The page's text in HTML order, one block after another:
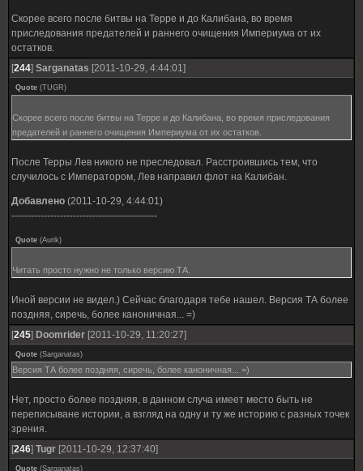
Скорее всего после битвы на Терре и до Калибана, во время
приследования предателей и раннего очищения Империума от их
остатков.
[244] Sarganatas [2011-10-29, 4:44:01]
Quote (TUGR)
Скорее всего после битвы на Терре и до Калибана, во время приследования
предателей и раннего очищения Империума от их остатков.
После Терры Лев никого не преследовал. Расстроившись тем, что
случилось с Императором, Лев направил флот на Калибан.
Добавлено (2011-10-29, 4:44:01)
---------------------------------------------
Quote (Aurik)
Читать просто нужно не только версию ТА.
Иной версии не видел.) Сейчас благодаря тебе нашел. Версия ТА более
поздняя, сиречь, более каноничная... =)
[245] Doomrider [2011-10-29, 11:20:27]
Quote (Sarganatas)
Версия ТА более поздняя, сиречь, более каноничная... =)
Нет, просто более поздняя, в данном случа имеет место быть не
переписыване истории, а взгляд на одну и ту же историю с разных точек
зрения.
[246] Tugr [2011-10-29, 12:37:40]
Quote (Sarganatas)